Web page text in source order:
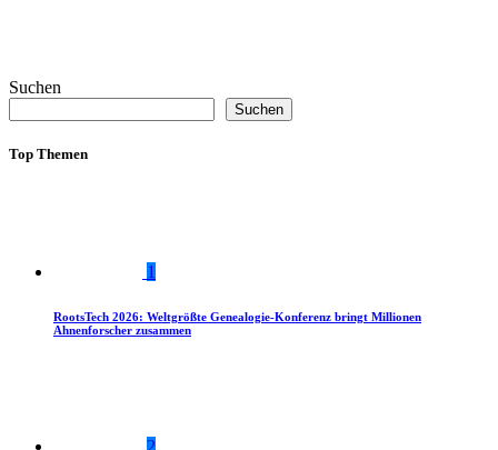
Suchen
Suchen
Top Themen
1
RootsTech 2026: Weltgrößte Genealogie-Konferenz bringt Millionen
Ahnenforscher zusammen